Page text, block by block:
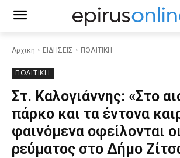
Αρχική ΕΙΔΗΣΕΙΣ ΠΟΛΙΤΙΚΗ
ΠΟΛΙΤΙΚΗ
Στ. Καλογιάννης: «Στο
πάρκο και τα έντονα
φαινόμενα οφείλονται
ρεύματος στο Δήμο